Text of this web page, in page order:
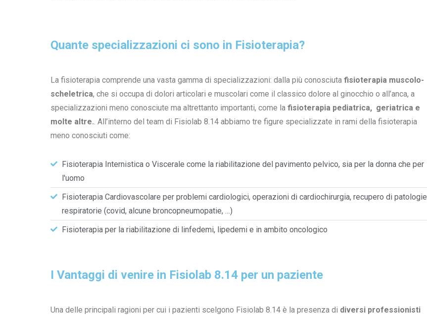
Quante specializzazioni ci sono in Fisioterapia?
La fisioterapia comprende una vasta gamma di specializzazioni: dalla più conosciuta fisioterapia muscolo-
scheletrica, che si occupa di dolori articolari e muscolari come il classico dolore al ginocchio o all’anca, a
specializzazioni meno conosciute ma altrettanto importanti, come la fisioterapia pediatrica, geriatrica e
molte altre. . All’interno del team di Fisiolab 8.14 abbiamo tre figure specializzate in rami della fisioterapia
meno conosciuti come:
Fisioterapia Internistica o Viscerale come la riabilitazione del pavimento pelvico, sia per la donna che per
l'uomo
Fisioterapia Cardiovascolare per problemi cardiologici, operazioni di cardiochirurgia, recupero di patologie
respiratorie (covid, alcune broncopneumopatie, …)
Fisioterapia per la riabilitazione di linfedemi, lipedemi e in ambito oncologico
I Vantaggi di venire in Fisiolab 8.14 per un paziente
Una delle principali ragioni per cui i pazienti scelgono Fisiolab 8.14 è la presenza di diversi professionisti